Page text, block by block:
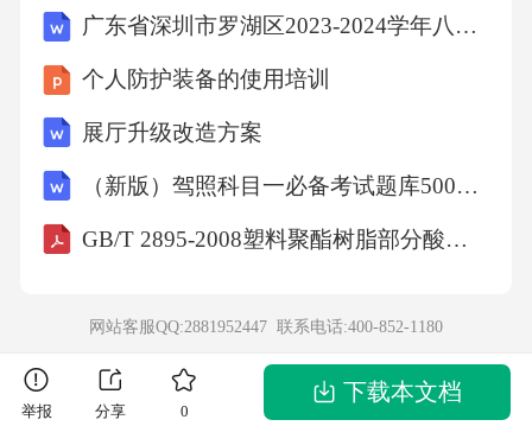
的活动内容，弘扬传统文化，增进社区和谐氛
为社区居民带来一个难忘的中秋佳节。2026年
中秋佳节主题活动方案策划书，你需要包含以
下几个核心部分，下面我会给你一些建议和具
体的写作方向：标题：2026年中秋佳节主题活
本次活动的目的和意义。例如：弘扬传统文
广东省深圳市罗湖区2023-2024学年八年级下学期期末考试英语试题
个人防护装备的使用培训
展厅升级改造方案
（新版）驾照科目一必备考试题库500题（含答案）
GB/T 2895-2008塑料聚酯树脂部分酸值和总酸值的测定
网站客服QQ:2881952447 联系电话:400-852-1180
举报 分享 0
下载本文档